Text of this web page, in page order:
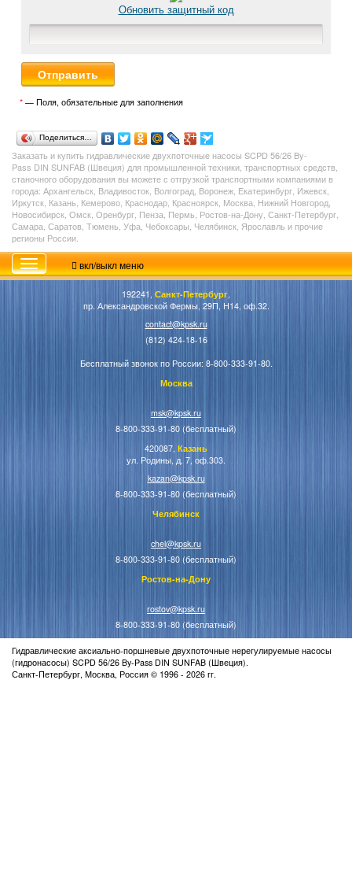
Обновить защитный код
* — Поля, обязательные для заполнения
Поделиться…
Заказать и купить гидравлические двухпоточные насосы SCPD 56/26 By-
Pass DIN SUNFAB (Швеция) для промышленной техники, транспортных средств,
станочного оборудования вы можете с отгрузкой транспортными компаниями в
города: Архангельск, Владивосток, Волгоград, Воронеж, Екатеринбург, Ижевск,
Иркутск, Казань, Кемерово, Краснодар, Красноярск, Москва, Нижний Новгород,
Новосибирск, Омск, Оренбург, Пенза, Пермь, Ростов-на-Дону, Санкт-Петербург,
Самара, Саратов, Тюмень, Уфа, Чебоксары, Челябинск, Ярославль и прочие
регионы России.
вкл/выкл меню
192241, Санкт-Петербург
пр. Александровской Фермы, 29П, Н14, оф.32.
contact@kpsk.ru
(812) 424-18-16
Бесплатный звонок по России: 8-800-333-91-80.
Москва
msk@kpsk.ru
8-800-333-91-80 (бесплатный)
420087, Казань
ул. Родины, д. 7, оф.303.
kazan@kpsk.ru
8-800-333-91-80 (бесплатный)
Челябинск
chel@kpsk.ru
8-800-333-91-80 (бесплатный)
Ростов-на-Дону
rostov@kpsk.ru
8-800-333-91-80 (бесплатный)
Гидравлические аксиально-поршневые двухпоточные нерегулируемые насосы
(гидронасосы) SCPD 56/26 By-Pass DIN SUNFAB (Швеция).
Санкт-Петербург, Москва, Россия © 1996 - 2026 гг.